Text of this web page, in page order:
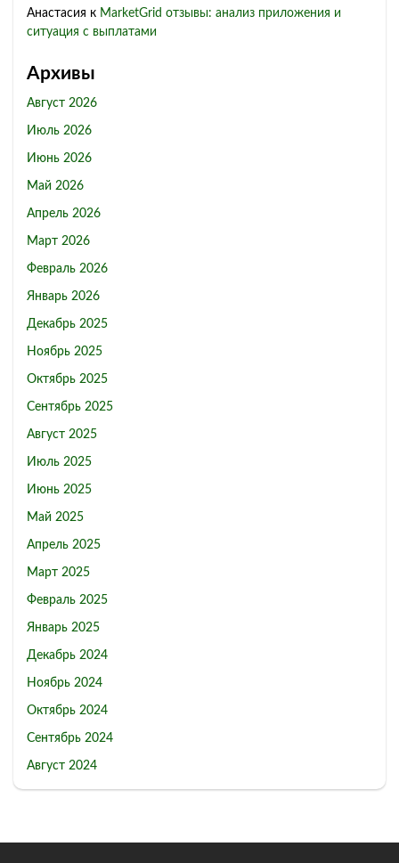
Анастасия к MarketGrid отзывы: анализ приложения и
ситуация с выплатами
Архивы
Август 2026
Июль 2026
Июнь 2026
Май 2026
Апрель 2026
Март 2026
Февраль 2026
Январь 2026
Декабрь 2025
Ноябрь 2025
Октябрь 2025
Сентябрь 2025
Август 2025
Июль 2025
Июнь 2025
Май 2025
Апрель 2025
Март 2025
Февраль 2025
Январь 2025
Декабрь 2024
Ноябрь 2024
Октябрь 2024
Сентябрь 2024
Август 2024